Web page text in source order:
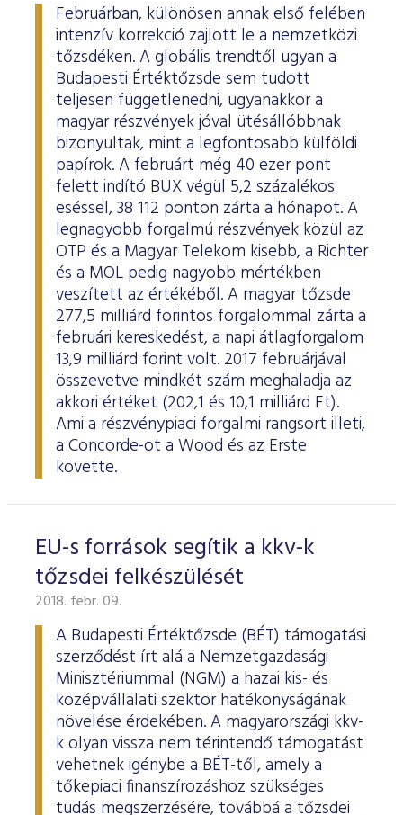
Februárban, különösen annak első felében
intenzív korrekció zajlott le a nemzetközi
tőzsdéken. A globális trendtől ugyan a
Budapesti Értéktőzsde sem tudott
teljesen függetlenedni, ugyanakkor a
magyar részvények jóval ütésállóbbnak
bizonyultak, mint a legfontosabb külföldi
papírok. A februárt még 40 ezer pont
felett indító BUX végül 5,2 százalékos
eséssel, 38 112 ponton zárta a hónapot. A
legnagyobb forgalmú részvények közül az
OTP és a Magyar Telekom kisebb, a Richter
és a MOL pedig nagyobb mértékben
veszített az értékéből. A magyar tőzsde
277,5 milliárd forintos forgalommal zárta a
februári kereskedést, a napi átlagforgalom
13,9 milliárd forint volt. 2017 februárjával
összevetve mindkét szám meghaladja az
akkori értéket (202,1 és 10,1 milliárd Ft).
Ami a részvénypiaci forgalmi rangsort illeti,
a Concorde-ot a Wood és az Erste
követte.
EU-s források segítik a kkv-k
tőzsdei felkészülését
2018. febr. 09.
A Budapesti Értéktőzsde (BÉT) támogatási
szerződést írt alá a Nemzetgazdasági
Minisztériummal (NGM) a hazai kis- és
középvállalati szektor hatékonyságának
növelése érdekében. A magyarországi kkv-
k olyan vissza nem térintendő támogatást
vehetnek igénybe a BÉT-től, amely a
tőkepiaci finanszírozáshoz szükséges
tudás megszerzésére, továbbá a tőzsdei